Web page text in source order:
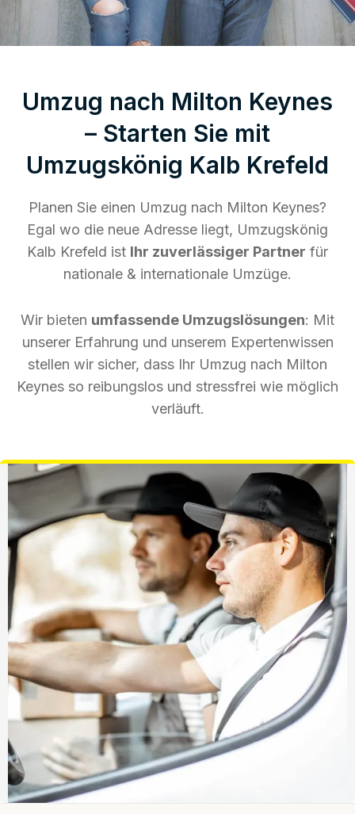
Umzug nach Milton Keynes
– Starten Sie mit
Umzugskönig Kalb Krefeld
Planen Sie einen Umzug nach Milton Keynes?
Egal wo die neue Adresse liegt, Umzugskönig
Kalb Krefeld ist Ihr zuverlässiger Partner für
nationale & internationale Umzüge.
Wir bieten umfassende Umzugslösungen: Mit
unserer Erfahrung und unserem Expertenwissen
stellen wir sicher, dass Ihr Umzug nach Milton
Keynes so reibungslos und stressfrei wie möglich
verläuft.